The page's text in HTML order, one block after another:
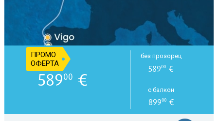
58900 €
ПРОМО
ОФЕРТА
без прозорец
58900 €
с балкон
89900€